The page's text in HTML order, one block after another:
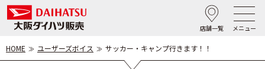
店舗一覧 メニュー
HOME ユーザーズボイス サッカー・キャンプ行きます！！